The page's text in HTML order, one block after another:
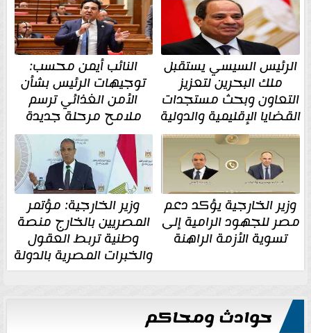
الرئيس السيسي يستقبل
ملك البحرين لتعزيز
التعاون وبحث مستجدات
القضايا الإقليمية والدولية
النائب أيمن محسب:
توجيهات الرئيس بشأن
الأمن الغذائي ترسم
ملامح مرحلة جديدة
وزير الخارجية يؤكد دعم
مصر للجهود الرامية إلى
تسوية الأزمة الراهنة
وزير الخارجية: مؤتمر
المصريين بالخارج منصة
وطنية تربط العقول
والخبرات المصرية بالدولة
حوادث ومحاكم